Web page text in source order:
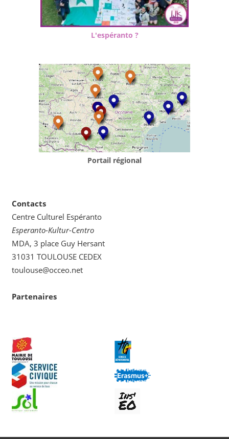
L'espéranto ?
Portail régional
Contacts
Centre Culturel Espéranto
Esperanto-Kultur-Centro
MDA, 3 place Guy Hersant
31031 TOULOUSE CEDEX
toulouse@occeo.net
Partenaires